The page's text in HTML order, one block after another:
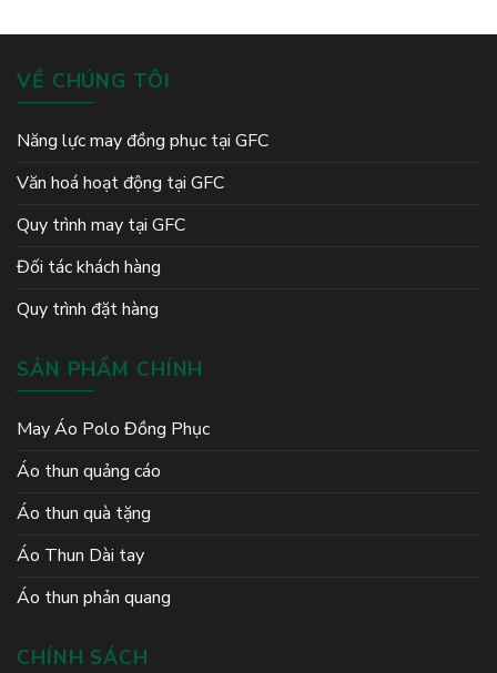
VỀ CHÚNG TÔI
Năng lực may đồng phục tại GFC
Văn hoá hoạt động tại GFC
Quy trình may tại GFC
Đối tác khách hàng
Quy trình đặt hàng
SẢN PHẨM CHÍNH
May Áo Polo Đồng Phục
Áo thun quảng cáo
Áo thun quà tặng
Áo Thun Dài tay
Áo thun phản quang
CHÍNH SÁCH